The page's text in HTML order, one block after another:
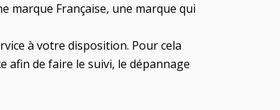
marque Française, une marque qui
à votre disposition. Pour cela
afin de faire le suivi, le dépannage